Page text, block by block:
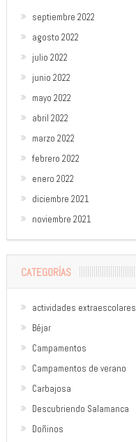
septiembre 2022
agosto 2022
julio 2022
junio 2022
mayo 2022
abril 2022
marzo 2022
febrero 2022
enero 2022
diciembre 2021
noviembre 2021
CATEGORÍAS
actividades extraescolares
Béjar
Campamentos
Campamentos de verano
Carbajosa
Descubriendo Salamanca
Doñinos